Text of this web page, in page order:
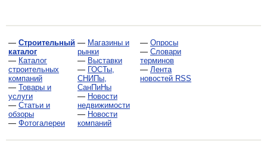
— Строительный
каталог
— Каталог
строительных
компаний
— Товары и
услуги
— Статьи и
обзоры
— Фотогалереи
— Магазины и
рынки
— Выставки
— ГОСТы,
СНИПы,
СанПиНы
— Новости
недвижимости
— Новости
компаний
— Опросы
— Словари
терминов
— Лента
новостей RSS